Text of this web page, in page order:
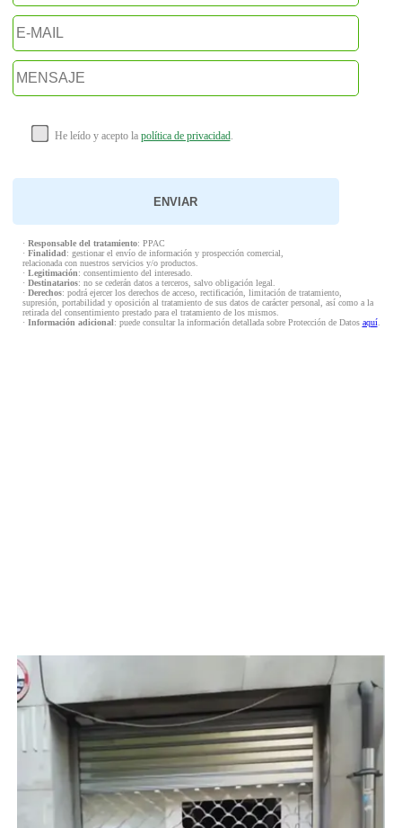
He leído y acepto la política de privacidad.
· Responsable del tratamiento: PPAC
· Finalidad: gestionar el envío de información y prospección comercial,
relacionada con nuestros servicios y/o productos.
· Legitimación: consentimiento del interesado.
· Destinatarios: no se cederán datos a terceros, salvo obligación legal.
· Derechos: podrá ejercer los derechos de acceso, rectificación, limitación de tratamiento,
supresión, portabilidad y oposición al tratamiento de sus datos de carácter personal, así como a la
retirada del consentimiento prestado para el tratamiento de los mismos.
· Información adicional: puede consultar la información detallada sobre Protección de Datos aquí.